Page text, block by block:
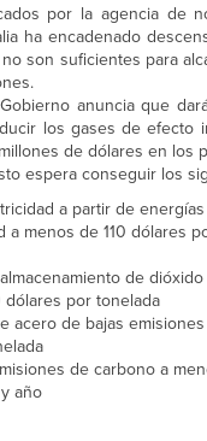
por la agencia de
ha encadenado
son suficientes para
anuncia que
los gases de efecto
de dólares en los
espera conseguir los
a partir de
a menos de 110 dólares
de
por tonelada
acero de bajas
de carbono a
año